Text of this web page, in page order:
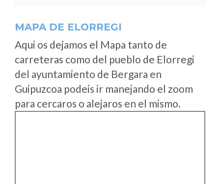
MAPA DE ELORREGI
Aqui os dejamos el Mapa tanto de
carreteras como del pueblo de Elorregi
del ayuntamiento de Bergara en
Guipuzcoa podeis ir manejando el zoom
para cercaros o alejaros en el mismo.